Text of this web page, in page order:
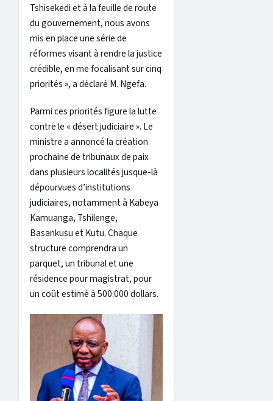
Tshisekedi et à la feuille de route
du gouvernement, nous avons
mis en place une série de
réformes visant à rendre la justice
crédible, en me focalisant sur cinq
priorités », a déclaré M. Ngefa.
Parmi ces priorités figure la lutte
contre le « désert judiciaire ». Le
ministre a annoncé la création
prochaine de tribunaux de paix
dans plusieurs localités jusque-là
dépourvues d’institutions
judiciaires, notamment à Kabeya
Kamuanga, Tshilenge,
Basankusu et Kutu. Chaque
structure comprendra un
parquet, un tribunal et une
résidence pour magistrat, pour
un coût estimé à 500.000 dollars.